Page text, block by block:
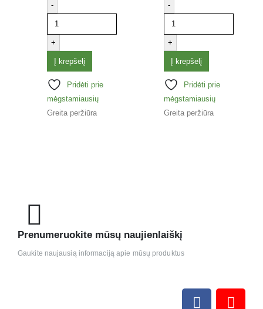
-
+
Į krepšelį
Pridėti prie
mėgstamiausių
Greita peržiūra
-
+
Į krepšelį
Pridėti prie
mėgstamiausių
Greita peržiūra
Prenumeruokite mūsų naujienlaiškį
Gaukite naujausią informaciją apie mūsų produktus